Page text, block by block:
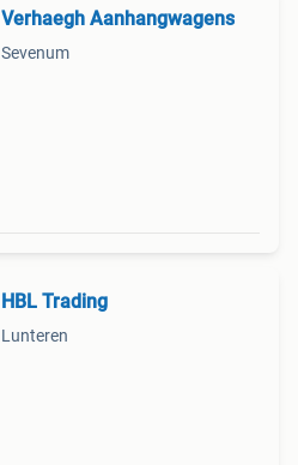
Verhaegh Aanhangwagens
Sevenum
HBL Trading
Lunteren